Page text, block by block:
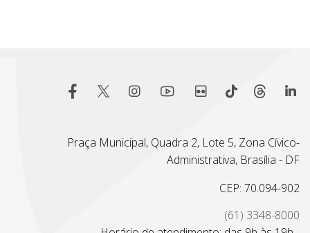
Praça Municipal, Quadra 2, Lote 5, Zona Cívico-
Administrativa, Brasília - DF
CEP: 70.094-902
(61) 3348-8000